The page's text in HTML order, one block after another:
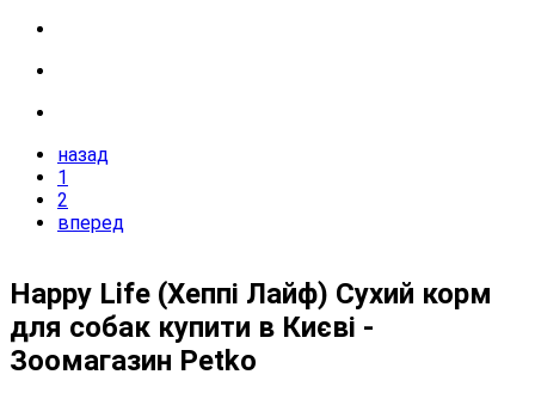
назад
1
2
вперед
Happy Life (Хеппі Лайф) Сухий корм
для собак купити в Києві -
Зоомагазин Petko